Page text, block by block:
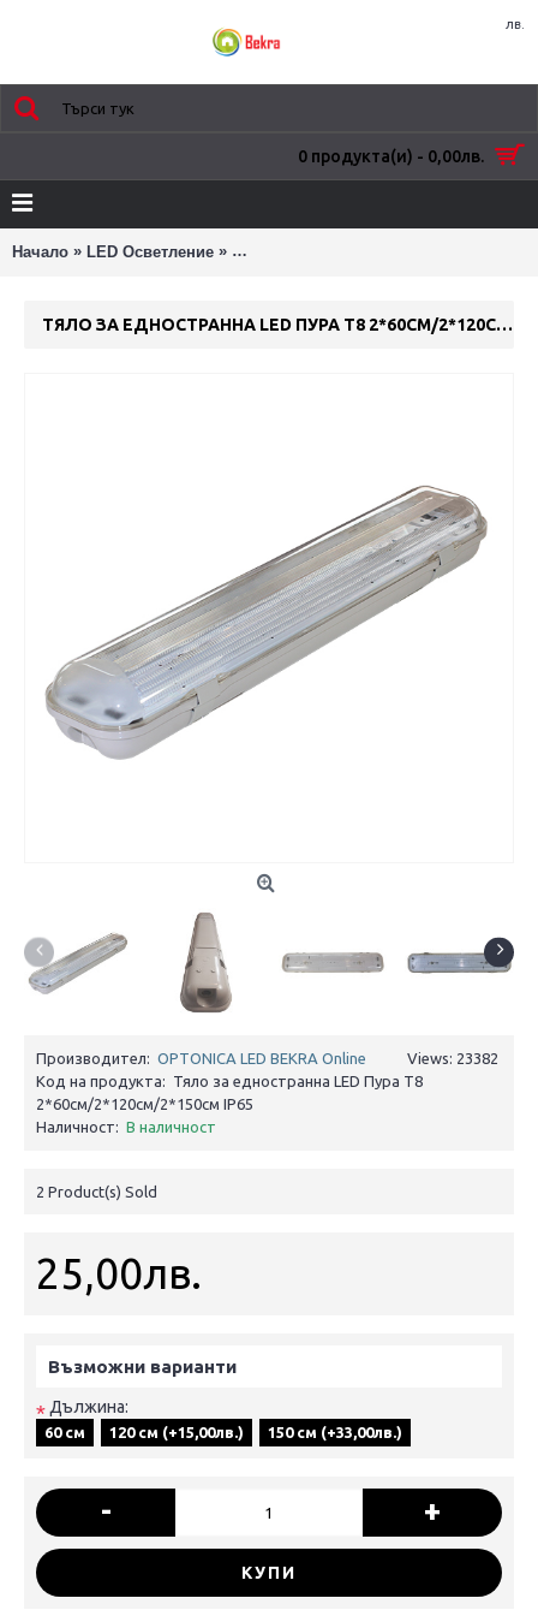
лв.
0 продукта(и) - 0,00лв.
Начало » LED Осветление » LED Водозащитени Тела - IP65 за LED
ТЯЛО ЗА ЕДНОСТРАННА LED ПУРА Т8 2*60СМ/2*120СМ/2*150СМ IP65
Views: 23382
Производител: OPTONICA LED BEKRA Online
Код на продукта: Тяло за едностранна LED Пура Т8
2*60см/2*120см/2*150см IP65
Наличност: В наличност
2 Product(s) Sold
25,00лв.
Възможни варианти
* Дължина:
60 см 120 см (+15,00лв.) 150 см (+33,00лв.)
- +
КУПИ